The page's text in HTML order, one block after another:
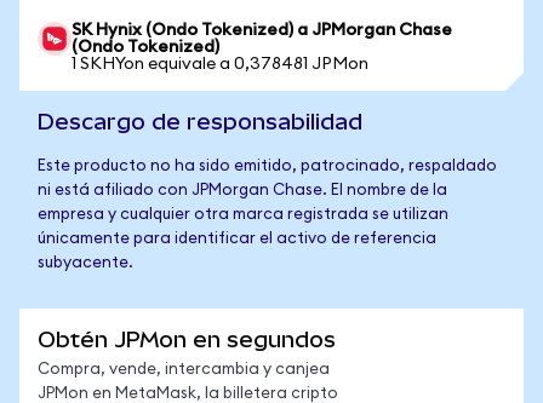
SK Hynix (Ondo Tokenized) a JPMorgan Chase
(Ondo Tokenized)
1 SKHYon equivale a 0,378481 JPMon
Descargo de responsabilidad
Este producto no ha sido emitido, patrocinado, respaldado
ni está afiliado con JPMorgan Chase. El nombre de la
empresa y cualquier otra marca registrada se utilizan
únicamente para identificar el activo de referencia
subyacente.
Obtén JPMon en segundos
Compra, vende, intercambia y canjea
JPMon en MetaMask, la billetera cripto